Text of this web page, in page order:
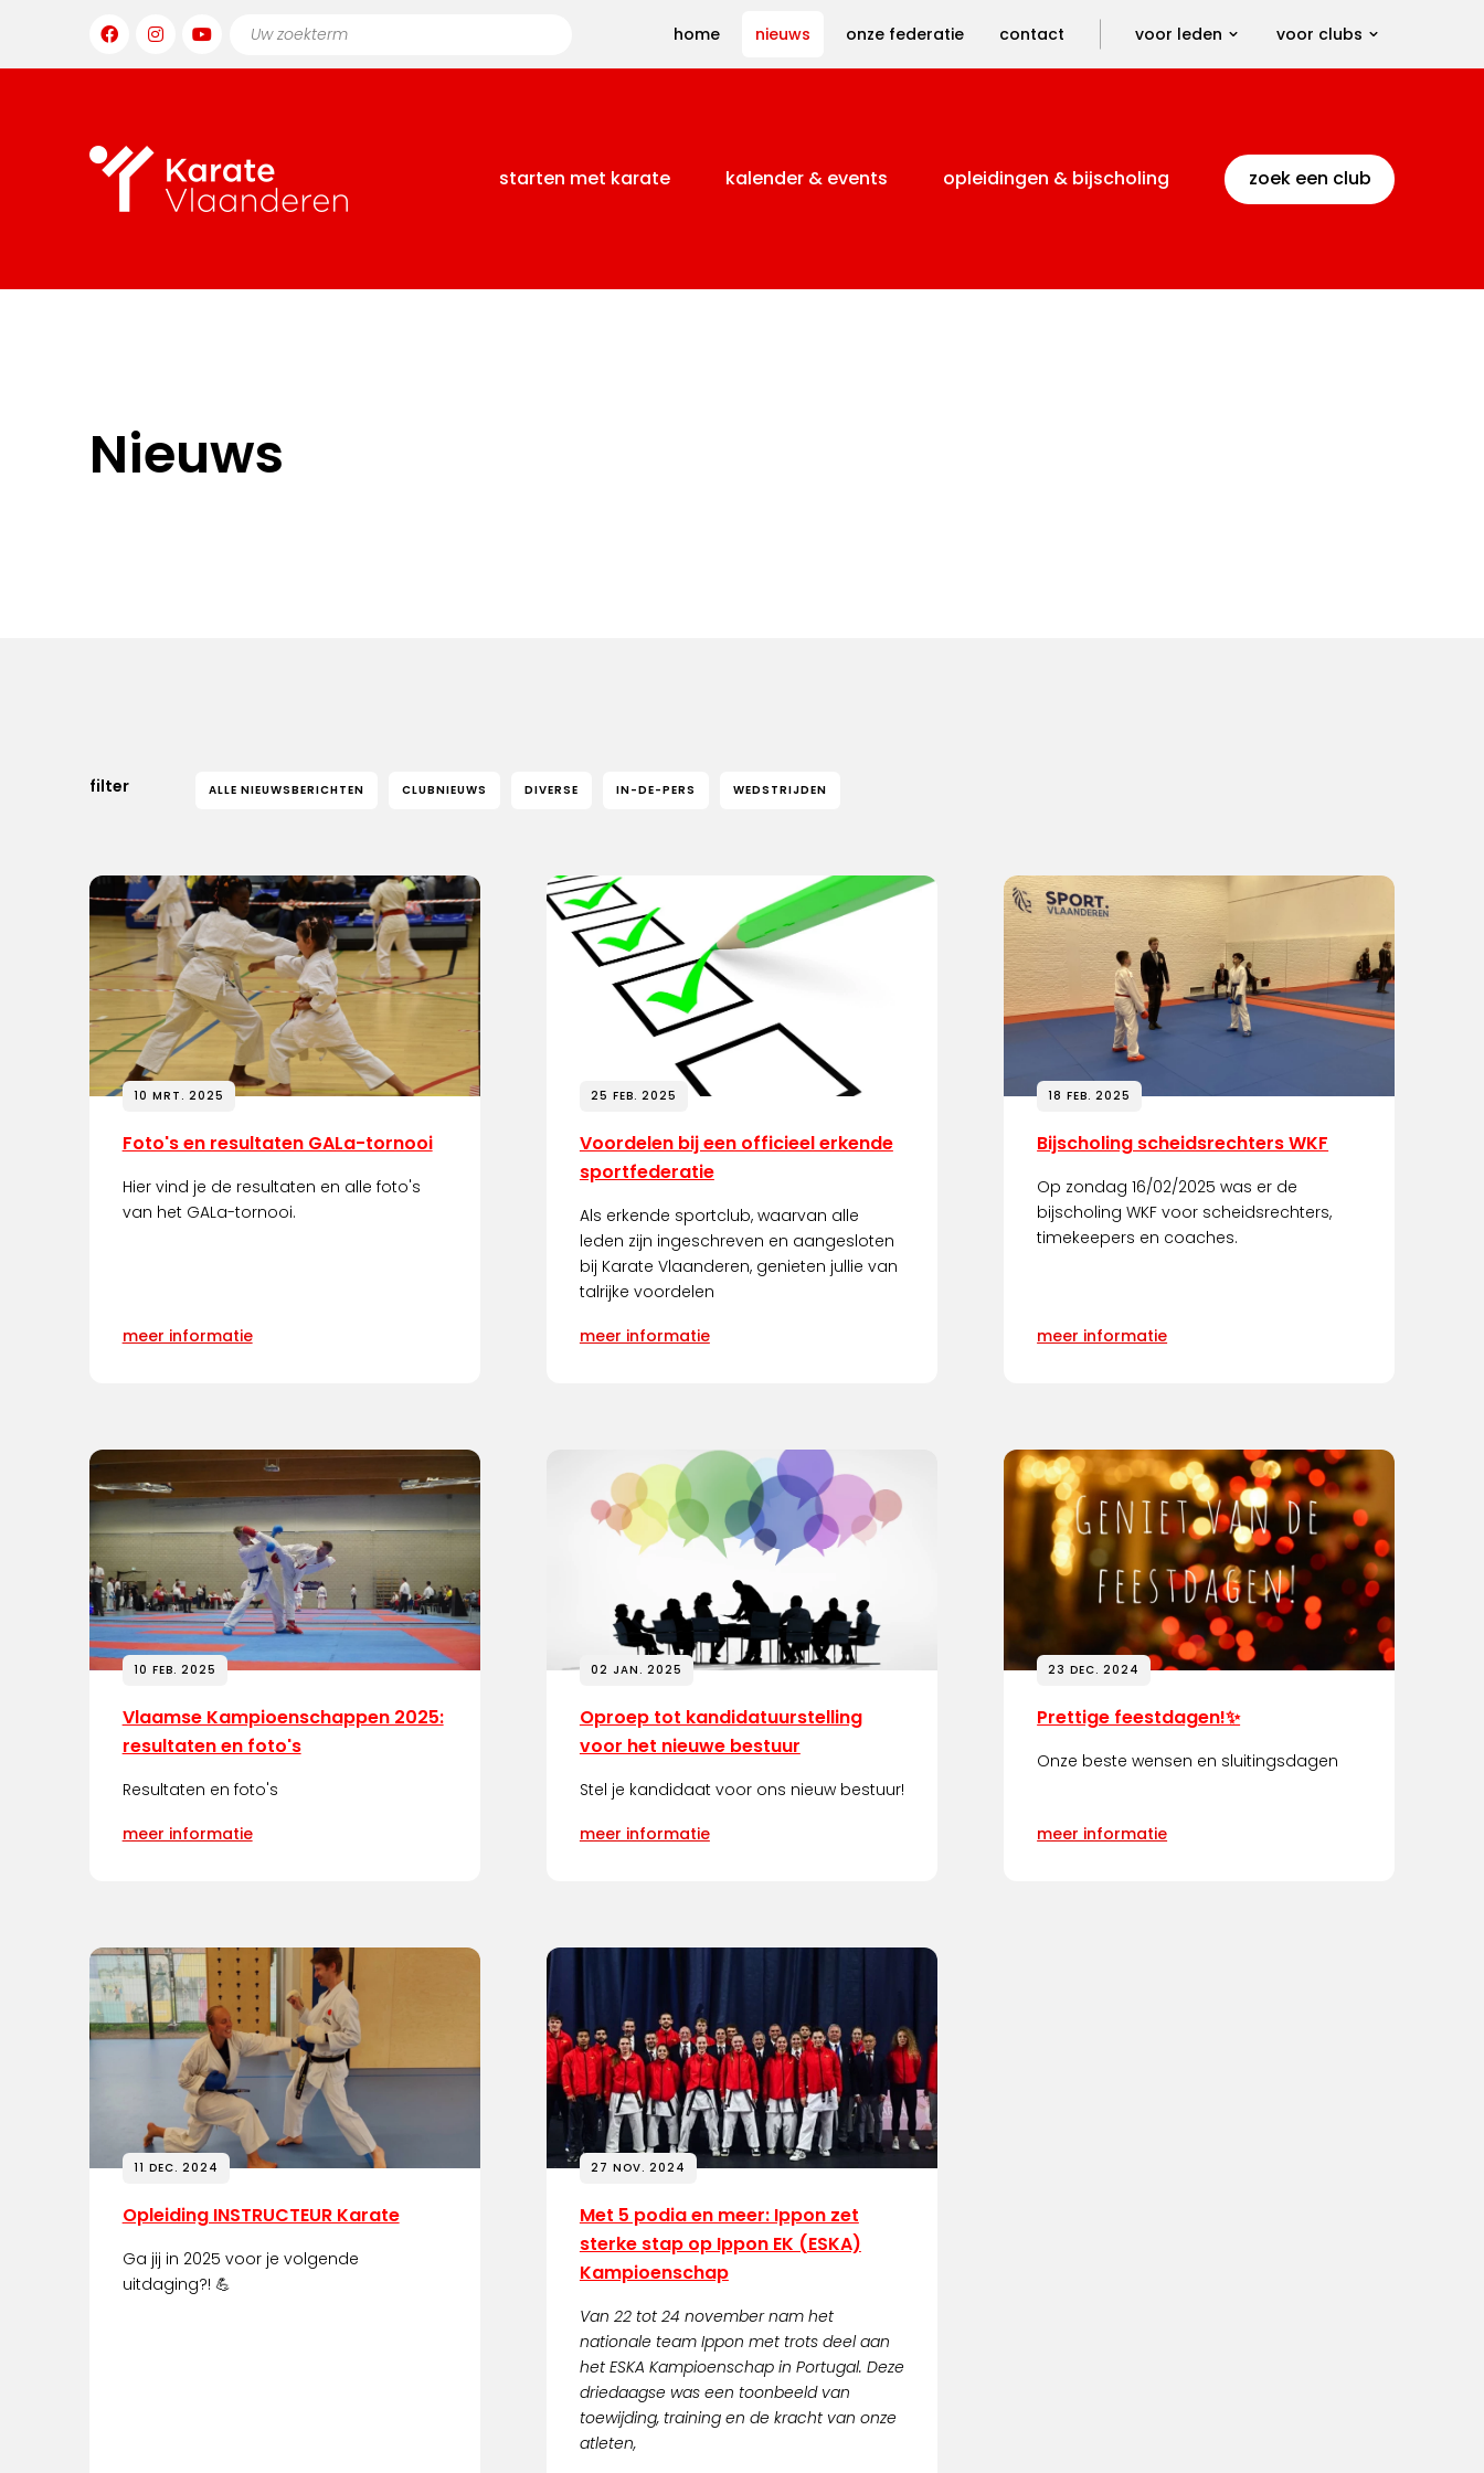
home nieuws onze federatie contact voor leden voor clubs
starten met karate kalender & events opleidingen & bijscholing zoek een club
Nieuws
filter ALLE NIEUWSBERICHTEN CLUBNIEUWS DIVERSE IN-DE-PERS WEDSTRIJDEN
10 MRT. 2025
Foto's en resultaten GALa-tornooi
Hier vind je de resultaten en alle foto's
van het GALa-tornooi.
meer informatie
25 FEB. 2025
Voordelen bij een officieel erkende
sportfederatie
Als erkende sportclub, waarvan alle
leden zijn ingeschreven en aangesloten
bij Karate Vlaanderen, genieten jullie van
talrijke voordelen
meer informatie
18 FEB. 2025
Bijscholing scheidsrechters WKF
Op zondag 16/02/2025 was er de
bijscholing WKF voor scheidsrechters,
timekeepers en coaches.
meer informatie
10 FEB. 2025
Vlaamse Kampioenschappen 2025:
resultaten en foto's
Resultaten en foto's
meer informatie
02 JAN. 2025
Oproep tot kandidatuurstelling
voor het nieuwe bestuur
Stel je kandidaat voor ons nieuw bestuur!
meer informatie
23 DEC. 2024
Prettige feestdagen!✨
Onze beste wensen en sluitingsdagen
meer informatie
11 DEC. 2024
Opleiding INSTRUCTEUR Karate
Ga jij in 2025 voor je volgende
uitdaging?! 💪
27 NOV. 2024
Met 5 podia en meer: Ippon zet
sterke stap op Ippon EK (ESKA)
Kampioenschap
Van 22 tot 24 november nam het
nationale team Ippon met trots deel aan
het ESKA Kampioenschap in Portugal. Deze
driedaagse was een toonbeeld van
toewijding, training en de kracht van onze
atleten,